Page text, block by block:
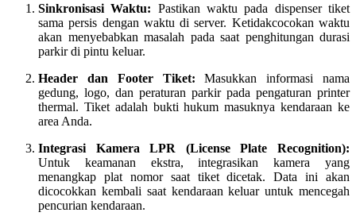
Sinkronisasi Waktu: Pastikan waktu pada dispenser tiket
sama persis dengan waktu di server. Ketidakcocokan waktu
akan menyebabkan masalah pada saat penghitungan durasi
parkir di pintu keluar.
Header dan Footer Tiket: Masukkan informasi nama
gedung, logo, dan peraturan parkir pada pengaturan printer
thermal. Tiket adalah bukti hukum masuknya kendaraan ke
area Anda.
Integrasi Kamera LPR (License Plate Recognition):
Untuk keamanan ekstra, integrasikan kamera yang
menangkap plat nomor saat tiket dicetak. Data ini akan
dicocokkan kembali saat kendaraan keluar untuk mencegah
pencurian kendaraan.